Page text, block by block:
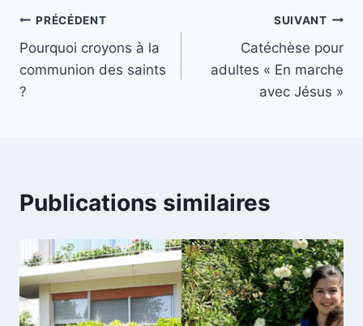
Navigation
de
l’article
PRÉCÉDENT
Pourquoi croyons à la
communion des saints
?
SUIVANT
Catéchèse pour
adultes « En marche
avec Jésus »
Publications similaires